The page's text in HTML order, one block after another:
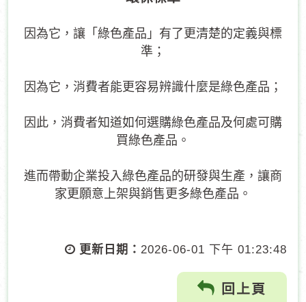
因為它，讓「綠色產品」有了更清楚的定義與標
準；
因為它，消費者能更容易辨識什麼是綠色產品；
因此，消費者知道如何選購綠色產品及何處可購
買綠色產品。
進而帶動企業投入綠色產品的研發與生產，讓商
家更願意上架與銷售更多綠色產品。
更新日期： 2026-06-01 下午 01:23:48
回上頁